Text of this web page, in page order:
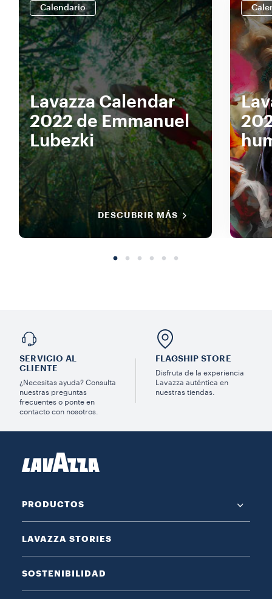
Calendario
Lavazza Calendar
2022 de Emmanuel
Lubezki
DESCUBRIR MÁS
SERVICIO AL
CLIENTE
¿Necesitas ayuda? Consulta
nuestras preguntas
frecuentes o ponte en
contacto con nosotros.
FLAGSHIP STORE
Disfruta de la experiencia
Lavazza auténtica en
nuestras tiendas.
PRODUCTOS
LAVAZZA STORIES
SOSTENIBILIDAD